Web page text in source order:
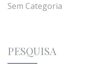
Sem Categoria
PESQUISA